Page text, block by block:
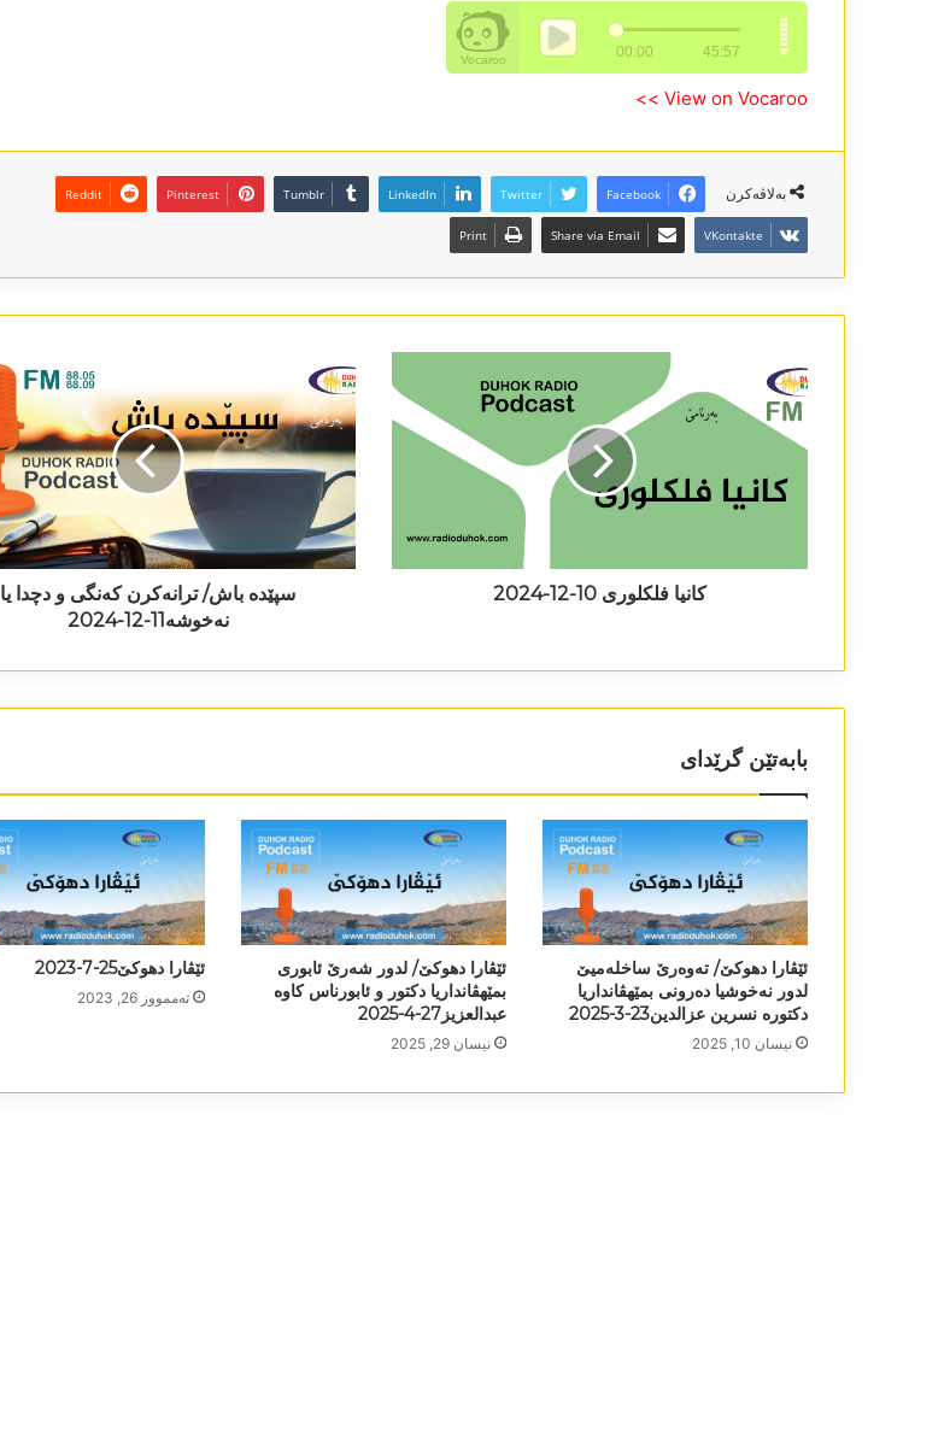
View on Vocaroo >>
بەلاڤەکرن Facebook
Twitter
LinkedIn
Tumblr
Pinterest
Reddit
VKontakte
Share via Email
Print
کانیا فلکلوری 10-12-2024
سپێدە باش/ ترانەکرن کەنگی و دچدا یا
نەخوشە11-12-2024
بابەتێن گرێدای
ئێڤارا دھوکێ/ تەوەرێ ساخلەمیێ
لدور نەخوشیا دەرونی بمێھڤانداریا
دکتورە نسرین عزالدین23-3-2025
نیسان 10, 2025
ئێڤارا دھوکێ/ لدور شەرێ ئابوری
بمێھڤانداریا دکتور و ئابورناس کاوە
عبدالعزیز27-4-2025
نیسان 29, 2025
ئێڤارا دھوکێ25-7-2023
تەممووز 26, 2023